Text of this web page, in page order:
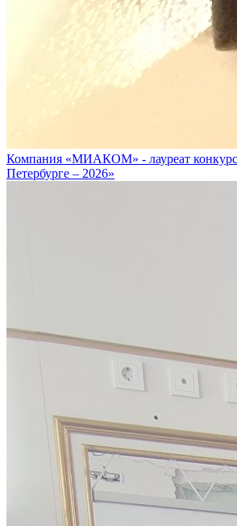
Компания «МИАКОМ» - лауреат
Петербурге – 2026»